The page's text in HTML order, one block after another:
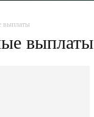
выплаты
выплаты